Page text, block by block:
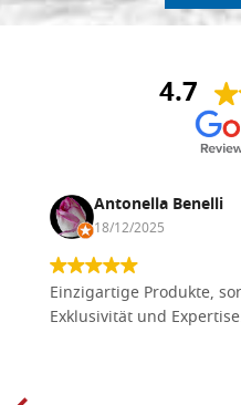
4.7
Antonella Benelli
18/12/2025
Einzigartige Produkte,
Exklusivität und